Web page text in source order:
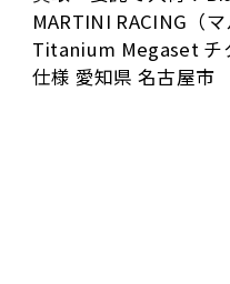
MARTINI RACING（
Titanium Megaset チ
仕様 愛知県 名古屋市